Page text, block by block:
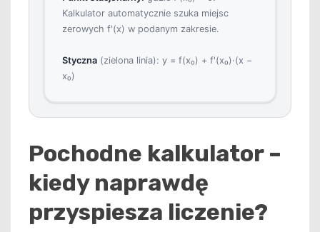
Kalkulator automatycznie szuka miejsc
zerowych f'(x) w podanym zakresie.
Styczna (zielona linia): y = f(x₀) + f'(x₀)·(x −
x₀)
Pochodne kalkulator –
kiedy naprawdę
przyspiesza liczenie?